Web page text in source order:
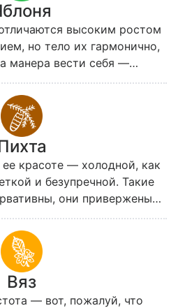
высоким ростом
но тело их гармонично,
манера вести себя —
чувствительна и
ее в основном касаются
другие области жизни не
Яблоня наделена даром
тому же мало заботится о
предрассудкам.
красоте — холодной, как
и безупречной. Такие
они привержены
так и в стиле жизни.
капризна, она требует для
будь то наряды или
Именно поэтому ужиться с
и дружба с Пихтой далеко
по плечу.
Вяз
— вот, пожалуй, что